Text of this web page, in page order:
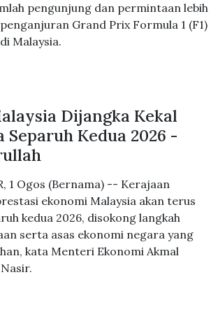
pengunjung dan permintaan lebih
Grand Prix Formula 1 (F1)
Malaysia.
Dijangka Kekal
Separuh Kedua 2026 -
1 Ogos (Bernama) -- Kerajaan
ekonomi Malaysia akan terus
kedua 2026, disokong langkah
serta asas ekonomi negara yang
kata Menteri Ekonomi Akmal